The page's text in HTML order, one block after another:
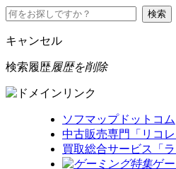
キャンセル
検索履歴履歴を削除
ソフマップドットコム
中古販売専門「リコレ
買取総合サービス「ラ
ゲ